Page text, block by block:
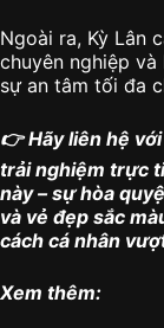
Ngoài ra, Kỳ Lân
chuyên nghiệp
sự an tâm tối đa
👉 Hãy liên hệ
trải nghiệm trực
này – sự hòa
và vẻ đẹp sắc
cách cá nhân
Xem thêm: